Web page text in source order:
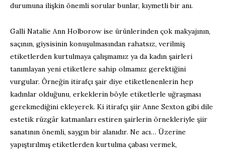
durumuna ilişkin önemli sorular bunlar, kıymetli bir anı.
Galli Natalie Ann Holborow ise ürünlerinden çok makyajının,
saçının, giysisinin konuşulmasından rahatsız, verilmiş
etiketlerden kurtulmaya çalışmamız ya da kadın şairleri
tanımlayan yeni etiketlere sahip olmamız gerektiğini
vurgular. Örneğin itirafçı şair diye etiketlenenlerin hep
kadınlar olduğunu, erkeklerin böyle etiketlerle uğraşması
gerekmediğini ekleyerek. Ki itirafçı şiir Anne Sexton gibi dile
estetik rüzgâr katmanları estiren şairlerin örnekleriyle şiir
sanatının önemli, saygın bir alanıdır. Ne acı… Üzerine
yapıştırılmış etiketlerden kurtulma çabası vermek,